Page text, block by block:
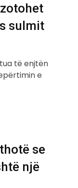
sulmit
të enjtën
e
se
një